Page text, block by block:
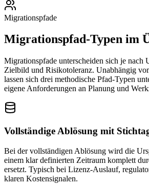
Migrationspfade
Migrationspfad-Typen im
Migrationspfade unterscheiden sich je nach
Zielbild und Risikotoleranz. Unabhängig
lassen sich drei methodische Pfad-Typen
eigene Anforderungen an Planung und
Vollständige Ablösung mit
Bei der vollständigen Ablösung wird die
einem klar definierten Zeitraum komplett
ersetzt. Typisch bei Lizenz-Auslauf,
klaren Kostensignalen.